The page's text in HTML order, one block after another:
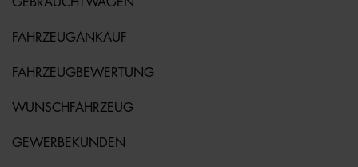
FAHRZEUGANKAUF
FAHRZEUGBEWERTUNG
WUNSCHFAHRZEUG
GEWERBEKUNDEN